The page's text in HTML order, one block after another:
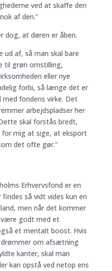
ved at skaffe den
af den.”
dog, at døren er åben.
ud af, så man skal bare
til grøn omstilling,
eller nye
forbi, så længe det er
fondens virke. Det
arbejdspladser her
skal forstås bredt,
mig at sige, at eksport
det ofte gør.”
Erhvervsfond er en
så vidt vides kun en
men når det kommer
være godt med et
et mentalt boost. Hvis
drømmer om afsætning
kanter, skal man
kan opstå ved netop ens